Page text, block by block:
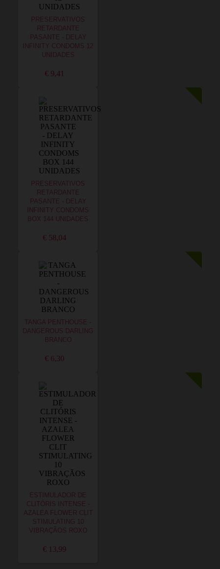
PRESERVATIVOS
RETARDANTE
PASANTE - DELAY
INFINITY CONDOMS 12
UNIDADES
€ 9,41
PRESERVATIVOS
RETARDANTE
PASANTE - DELAY
INFINITY CONDOMS
BOX 144 UNIDADES
€ 58,04
TANGA PENTHOUSE -
DANGEROUS DARLING
BRANCO
€ 6,30
ESTIMULADOR DE
CLITÓRIS INTENSE -
AZALEA FLOWER CLIT
STIMULATING 10
VIBRAÇÃOS ROXO
€ 13,99